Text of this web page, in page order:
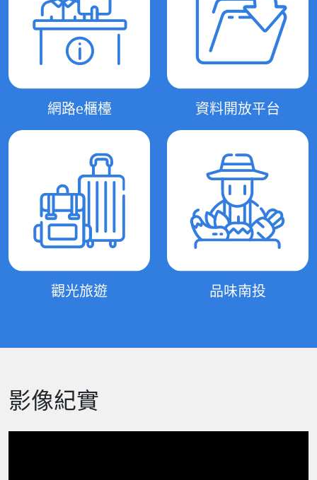
網路e櫃檯 資料開放平台
觀光旅遊 品味南投
影像紀實